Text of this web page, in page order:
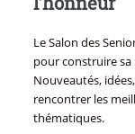
Le Salon des
pour construire sa
Nouveautés,
rencontrer les
thématiques.